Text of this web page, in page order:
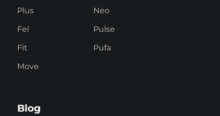
Plus
Fel
Fit
Move
Neo
Pulse
Pufa
Blog